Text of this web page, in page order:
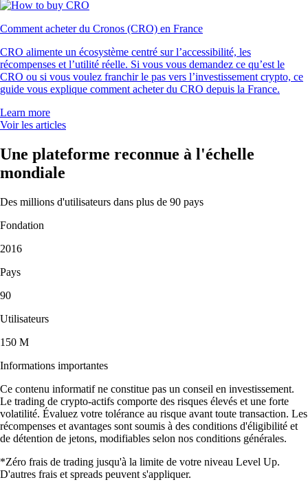
Comment acheter du Cronos (CRO) en France
CRO alimente un écosystème centré sur l’accessibilité, les
récompenses et l’utilité réelle. Si vous vous demandez ce qu’est le
CRO ou si vous voulez franchir le pas vers l’investissement crypto, ce
guide vous explique comment acheter du CRO depuis la France.
Learn more
Voir les articles
Une plateforme reconnue à l'échelle
mondiale
Des millions d'utilisateurs dans plus de 90 pays
Fondation
2016
Pays
90
Utilisateurs
150 M
Informations importantes
Ce contenu informatif ne constitue pas un conseil en investissement.
Le trading de crypto-actifs comporte des risques élevés et une forte
volatilité. Évaluez votre tolérance au risque avant toute transaction. Les
récompenses et avantages sont soumis à des conditions d'éligibilité et
de détention de jetons, modifiables selon nos conditions générales.
*Zéro frais de trading jusqu'à la limite de votre niveau Level Up.
D'autres frais et spreads peuvent s'appliquer.